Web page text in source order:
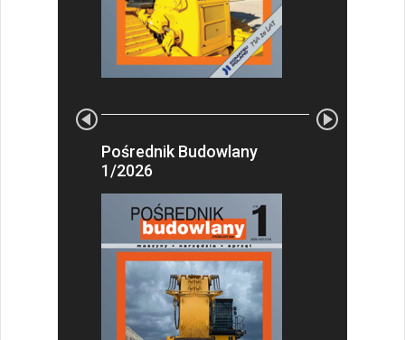
Pośrednik Budowlany
1/2026